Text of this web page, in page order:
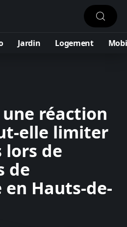
Jardin Logement
réaction
elle limiter
lors de
de
Hauts-de-